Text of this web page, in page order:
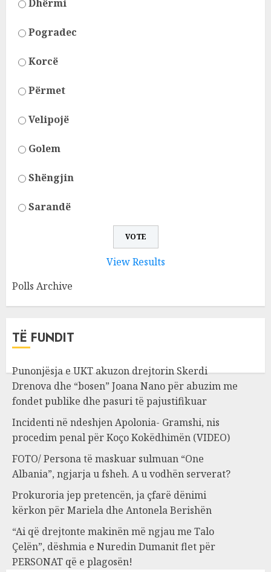
Dhërmi
Pogradec
Korcë
Përmet
Velipojë
Golem
Shëngjin
Sarandë
View Results
Polls Archive
TË FUNDIT
Punonjësja e UKT akuzon drejtorin Skerdi
Drenova dhe “bosen” Joana Nano për abuzim me
fondet publike dhe pasuri të pajustifikuar
Incidenti në ndeshjen Apolonia- Gramshi, nis
procedim penal për Koço Kokëdhimën (VIDEO)
FOTO/ Persona të maskuar sulmuan “One
Albania”, ngjarja u fsheh. A u vodhën serverat?
Prokuroria jep pretencën, ja çfarë dënimi
kërkon për Mariela dhe Antonela Berishën
“Ai që drejtonte makinën më ngjau me Talo
Çelën”, dëshmia e Nuredin Dumanit flet për
PERSONAT që e plagosën!